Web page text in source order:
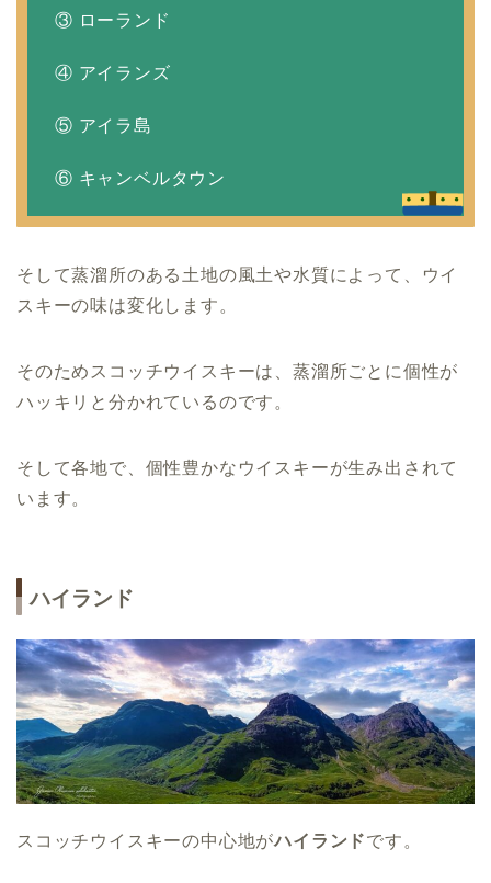
③ ローランド
④ アイランズ
⑤ アイラ島
⑥ キャンベルタウン
そして蒸溜所のある土地の風土や水質によって、ウイ
スキーの味は変化します。
そのためスコッチウイスキーは、蒸溜所ごとに個性が
ハッキリと分かれているのです。
そして各地で、個性豊かなウイスキーが生み出されて
います。
ハイランド
スコッチウイスキーの中心地がハイランドです。